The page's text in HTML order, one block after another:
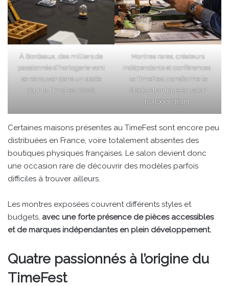
À Bordeaux, des milliers de
passionnés d’horlogerie vont
se retrouver dans un stade
pour le TimeFest 2026.
Montres rares, créateurs
indépendants et conférences :
le TimeFest transforme le
Stade Atlantique en salon
horloger géant.
Certaines maisons présentes au TimeFest sont encore peu
distribuées en France, voire totalement absentes des
boutiques physiques françaises. Le salon devient donc
une occasion rare de découvrir des modèles parfois
difficiles à trouver ailleurs.
Les montres exposées couvrent différents styles et
budgets, avec une forte présence de pièces accessibles
et de marques indépendantes en plein développement.
Quatre passionnés à l’origine du
TimeFest